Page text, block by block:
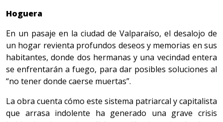
Hoguera
En un pasaje en la ciudad de Valparaíso, el desalojo de
un hogar revienta profundos deseos y memorias en sus
habitantes, donde dos hermanas y una vecindad entera
se enfrentarán a fuego, para dar posibles soluciones al
“no tener donde caerse muertas”.
La obra cuenta cómo este sistema patriarcal y capitalista
que arrasa indolente ha generado una grave crisis